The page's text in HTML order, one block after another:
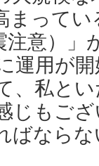
まって
注意）」
運用が
、私と
じもご
ばなら